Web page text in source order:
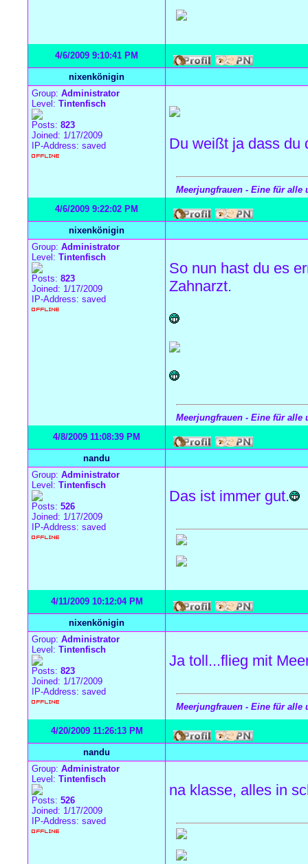
4/6/2009 9:10:41 PM
nixenkönigin
Group: Administrator
Level: Tintenfisch
Posts: 823
Joined: 1/17/2009
IP-Address: saved
Du weißt ja dass du
Meerjungfrauen - Eine für alle
4/6/2009 9:22:02 PM
nixenkönigin
Group: Administrator
Level: Tintenfisch
Posts: 823
Joined: 1/17/2009
IP-Address: saved
So nun hast du es
Zahnarzt.
Meerjungfrauen - Eine für alle
4/8/2009 11:08:39 PM
nandu
Group: Administrator
Level: Tintenfisch
Posts: 526
Joined: 1/17/2009
IP-Address: saved
Das ist immer gut.
4/11/2009 10:12:04 PM
nixenkönigin
Group: Administrator
Level: Tintenfisch
Posts: 823
Joined: 1/17/2009
IP-Address: saved
Ja toll...flieg mit
Meerjungfrauen - Eine für alle
4/20/2009 11:26:13 PM
nandu
Group: Administrator
Level: Tintenfisch
Posts: 526
Joined: 1/17/2009
IP-Address: saved
na klasse, alles in